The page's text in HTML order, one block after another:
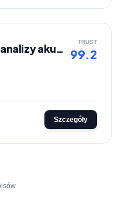
Pomiary hałasu i analizy akustyczne | Eko-Akustyka TRUST
99.2
Szczegóły